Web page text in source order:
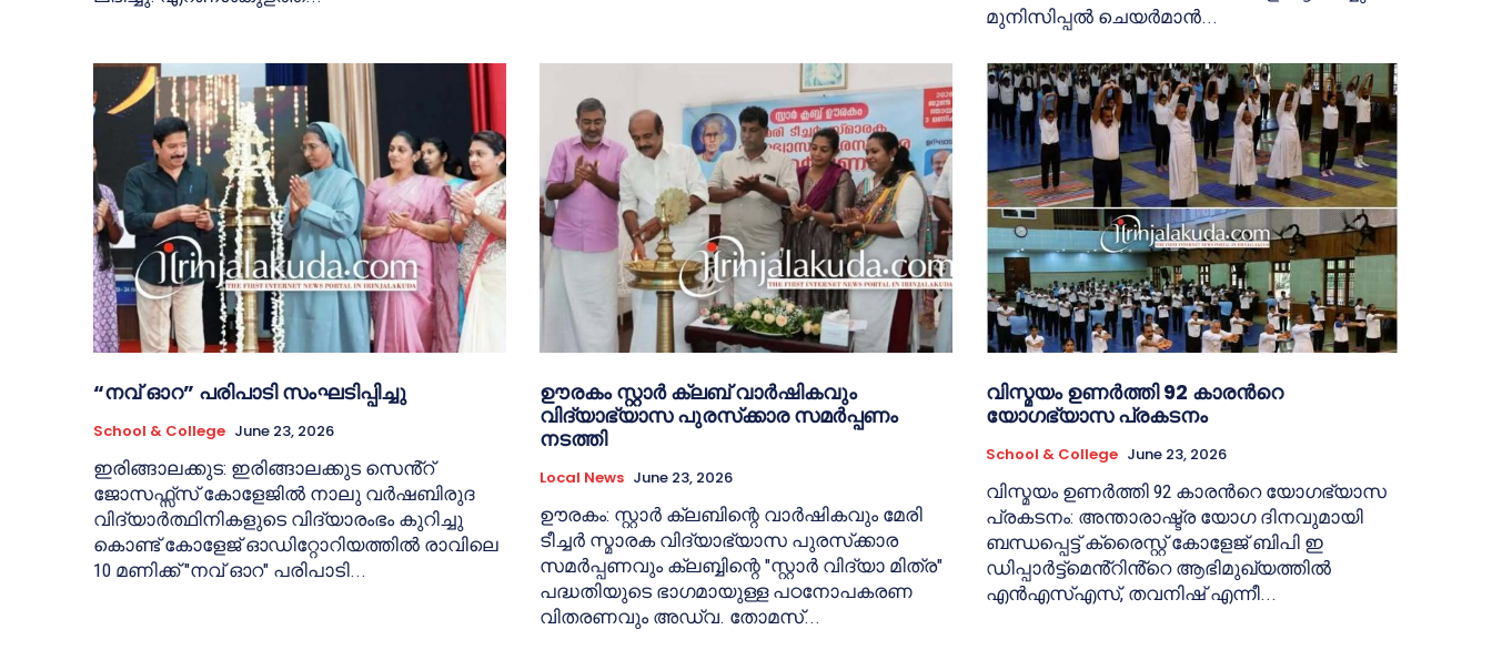
മുനിസിപ്പൽ ചെയർമാൻ...
“നവ് ഓറ” പരിപാടി സംഘടിപ്പിച്ചു
School & College June 23, 2026
ഇരിങ്ങാലക്കുട: ഇരിങ്ങാലക്കുട സെൻ്റ്
ജോസഫ്സ്സ് കോളേജിൽ നാലു വർഷബിരുദ
വിദ്യാർത്ഥിനികളുടെ വിദ്യാരംഭം കുറിച്ചു
കൊണ്ട് കോളേജ് ഓഡിറ്റോറിയത്തിൽ രാവിലെ
10 മണിക്ക് "നവ് ഓറ" പരിപാടി...
ഊരകം സ്റ്റാർ ക്ലബ് വാർഷികവും
വിദ്യാഭ്യാസ പുരസ്‌ക്കാര സമർപ്പണം
നടത്തി
Local News June 23, 2026
ഊരകം: സ്റ്റാർ ക്ലബിന്റെ വാർഷികവും മേരി
ടീച്ചർ സ്മാരക വിദ്യാഭ്യാസ പുരസ്‌ക്കാര
സമർപ്പണവും ക്ലബ്ബിന്റെ "സ്റ്റാർ വിദ്യാ മിത്ര"
പദ്ധതിയുടെ ഭാഗമായുള്ള പഠനോപകരണ
വിതരണവും അഡ്വ. തോമസ്...
വിസ്മയം ഉണർത്തി 92 കാരൻറെ
യോഗഭ്യാസ പ്രകടനം
School & College June 23, 2026
വിസ്മയം ഉണർത്തി 92 കാരൻറെ യോഗഭ്യാസ
പ്രകടനം: അന്താരാഷ്ട്ര യോഗ ദിനവുമായി
ബന്ധപ്പെട്ട് ക്രൈസ്റ്റ് കോളേജ് ബിപി ഇ
ഡിപ്പാർട്ട്മെൻ്റിൻ്റെ ആഭിമുഖ്യത്തിൽ
എൻഎസ്എസ്, തവനിഷ് എന്നീ...